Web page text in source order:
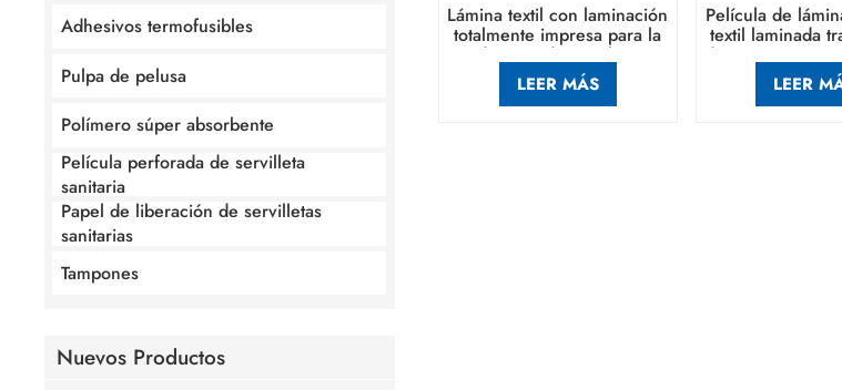
Adhesivos termofusibles
Pulpa de pelusa
Polímero súper absorbente
Película perforada de servilleta
sanitaria
Papel de liberación de servilletas
sanitarias
Tampones
Nuevos Productos
Lámina textil con laminación
totalmente impresa para la
producción de pañales con
cintura ancha
LEER MÁS
Película de
textil laminada
de impresión
la fabricación
para
LEER